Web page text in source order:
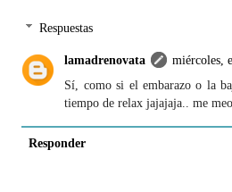
Respuestas
lamadrenovata
miércoles,
Sí, como si el embarazo o la
tiempo de relax jajajaja.. me
Responder